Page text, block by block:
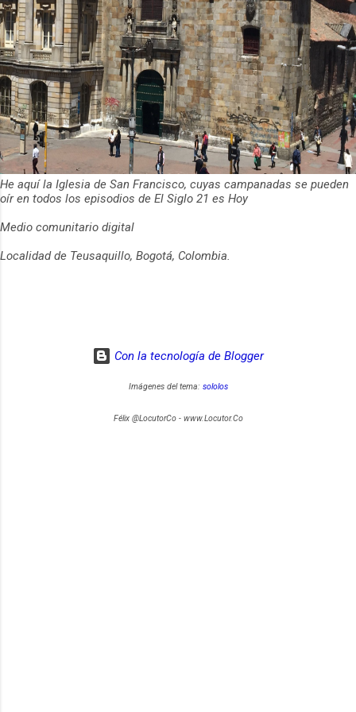
He aquí la Iglesia de San Francisco, cuyas campanadas se pueden
oír en todos los episodios de El Siglo 21 es Hoy
Medio comunitario digital
Localidad de Teusaquillo, Bogotá, Colombia.
Con la tecnología de Blogger
Imágenes del tema: sololos
Félix @LocutorCo - www.Locutor.Co